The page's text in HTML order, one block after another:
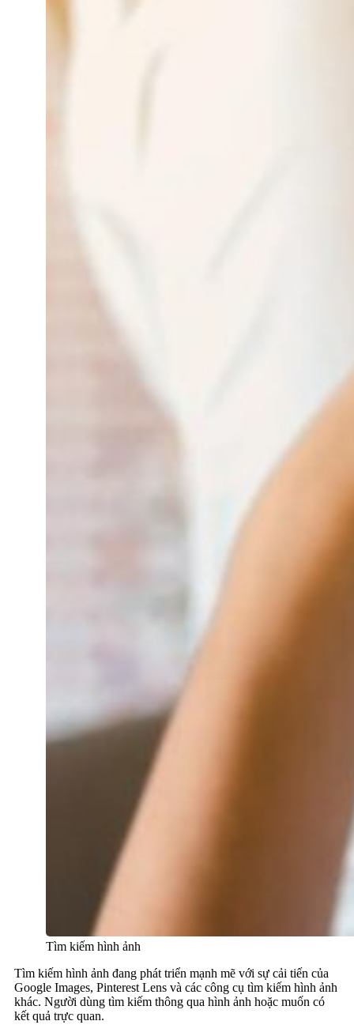
Tìm kiếm hình ảnh
Tìm kiếm hình ảnh đang phát triển mạnh mẽ với sự cải tiến của
Google Images, Pinterest Lens và các công cụ tìm kiếm hình ảnh
khác. Người dùng tìm kiếm thông qua hình ảnh hoặc muốn có
kết quả trực quan.